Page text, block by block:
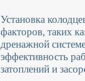
Установка
факторов, таких
дренажной
эффективность
затоплений и